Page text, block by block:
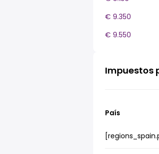
€ 9.350
€ 9.550
Impuestos
País